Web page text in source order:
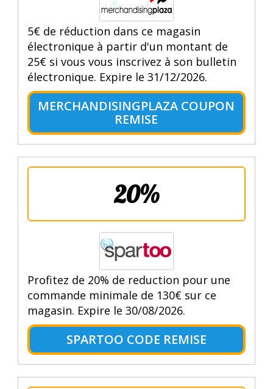
5€ de réduction dans ce magasin
électronique à partir d'un montant de
25€ si vous vous inscrivez à son bulletin
électronique. Expire le 31/12/2026.
MERCHANDISINGPLAZA COUPON
REMISE
20%
Profitez de 20% de reduction pour une
commande minimale de 130€ sur ce
magasin. Expire le 30/08/2026.
SPARTOO CODE REMISE